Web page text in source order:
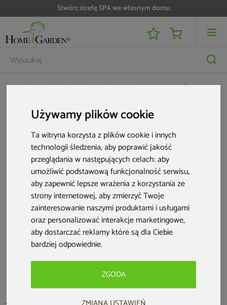
Używamy plików cookie
Ta witryna korzysta z plików cookie i innych
technologii śledzenia, aby poprawić jakość
przeglądania w następujących celach:aby
umożliwić podstawową funkcjonalność serwisu,
aby zapewnić lepsze wrażenia z korzystania ze
strony internetowej,aby zmierzyć Twoje
zainteresowanie naszymi produktami i usługami
oraz personalizować interakcje marketingowe,
aby dostarczać reklamy które są dla Ciebie
bardziej odpowiednie.
ZGODA
Stwórz strefę SPA we własnym domu
Meble dla biznesu Stoły HoReCa Stół Siesta Ares 140 cm Taupe